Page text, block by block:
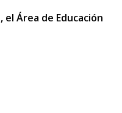
el Área de Educación